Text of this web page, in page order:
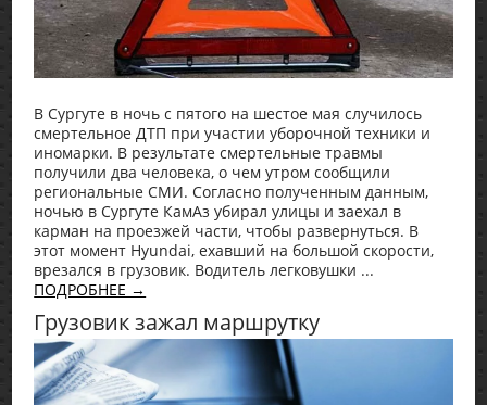
В Сургуте в ночь с пятого на шестое мая случилось
смертельное ДТП при участии уборочной техники и
иномарки. В результате смертельные травмы
получили два человека, о чем утром сообщили
региональные СМИ. Согласно полученным данным,
ночью в Сургуте КамАз убирал улицы и заехал в
карман на проезжей части, чтобы развернуться. В
этот момент Hyundai, ехавший на большой скорости,
врезался в грузовик. Водитель легковушки ...
ПОДРОБНЕЕ →
Грузовик зажал маршрутку